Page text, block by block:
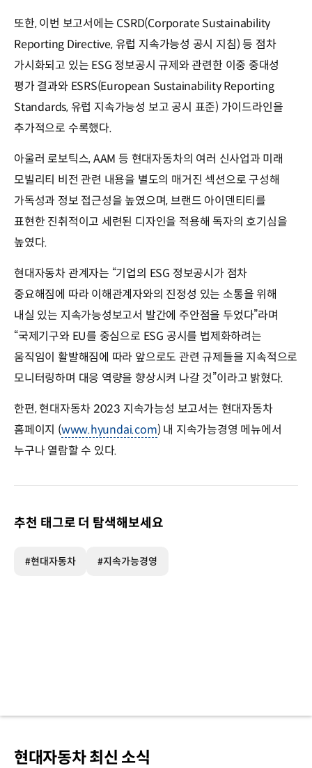
또한, 이번 보고서에는 CSRD(Corporate Sustainability
Reporting Directive, 유럽 지속가능성 공시 지침) 등 점차
가시화되고 있는 ESG 정보공시 규제와 관련한 이중 중대성
평가 결과와 ESRS(European Sustainability Reporting
Standards, 유럽 지속가능성 보고 공시 표준) 가이드라인을
추가적으로 수록했다.
아울러 로보틱스, AAM 등 현대자동차의 여러 신사업과 미래
모빌리티 비전 관련 내용을 별도의 매거진 섹션으로 구성해
가독성과 정보 접근성을 높였으며, 브랜드 아이덴티티를
표현한 진취적이고 세련된 디자인을 적용해 독자의 호기심을
높였다.
현대자동차 관계자는 “기업의 ESG 정보공시가 점차
중요해짐에 따라 이해관계자와의 진정성 있는 소통을 위해
내실 있는 지속가능성보고서 발간에 주안점을 두었다”라며
“국제기구와 EU를 중심으로 ESG 공시를 법제화하려는
움직임이 활발해짐에 따라 앞으로도 관련 규제들을 지속적으로
모니터링하며 대응 역량을 향상시켜 나갈 것”이라고 밝혔다.
한편, 현대자동차 2023 지속가능성 보고서는 현대자동차
홈페이지 (www.hyundai.com) 내 지속가능경영 메뉴에서
누구나 열람할 수 있다.
추천 태그로 더 탐색해보세요
#현대자동차 #지속가능경영
현대자동차 최신 소식